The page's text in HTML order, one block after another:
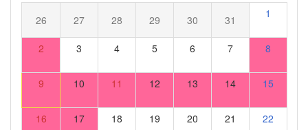
26 27 28 29 30 31 1
2 3 4 5 6 7 8
9 10 11 12 13 14 15
16 17 18 19 20 21 22